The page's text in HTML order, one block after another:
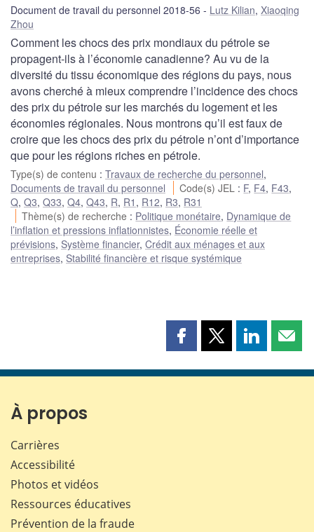
Document de travail du personnel 2018-56 Lutz Kilian, Xiaoqing
Zhou
Comment les chocs des prix mondiaux du pétrole se
propagent-ils à l’économie canadienne? Au vu de la
diversité du tissu économique des régions du pays, nous
avons cherché à mieux comprendre l’incidence des chocs
des prix du pétrole sur les marchés du logement et les
économies régionales. Nous montrons qu’il est faux de
croire que les chocs des prix du pétrole n’ont d’importance
que pour les régions riches en pétrole.
Type(s) de contenu : Travaux de recherche du personnel,
Documents de travail du personnel
Code(s) JEL : F, F4, F43,
Q, Q3, Q33, Q4, Q43, R, R1 , R12, R3, R31
Thème(s) de recherche : Politique monétaire, Dynamique de
l’inflation et pressions inflationnistes, Économie réelle et
prévisions, Système financier, Crédit aux ménages et aux
entreprises, Stabilité financière et risque systémique
Partager
page
Partager
page
Partager
page page
À propos
Carrières
Accessibilité
Photos et vidéos
Ressources éducatives
Prévention de la fraude